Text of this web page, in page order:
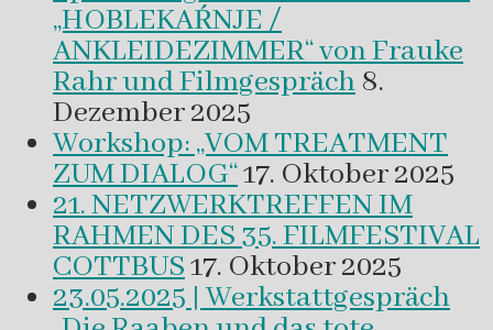
„HOBLEKAŔNJE /
ANKLEIDEZIMMER“ von Frauke
Rahr und Filmgespräch 8.
Dezember 2025
Workshop: „VOM TREATMENT
ZUM DIALOG“17. Oktober 2025
21. NETZWERKTREFFEN IM
RAHMEN DES 35. FILMFESTIVAL
COTTBUS17. Oktober 2025
23.05.2025 | Werkstattgespräch